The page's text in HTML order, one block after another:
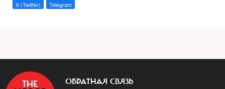
X (Twitter) Telegram
ОБРАТНАЯ СВЯЗЬ